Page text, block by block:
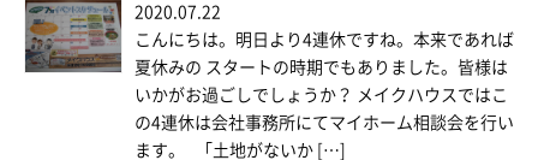
2020.07.22
こんにちは。明日より4連休ですね。本来であれば
夏休みの スタートの時期でもありました。皆様は
いかがお過ごしでしょうか？ メイクハウスではこ
の4連休は会社事務所にてマイホーム相談会を行い
ます。 「土地がないか […]